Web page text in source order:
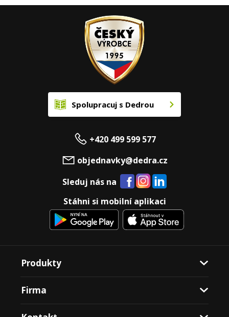
Spolupracuj s Dedrou
+420 499 599 577
objednavky@dedra.cz
Sleduj nás na
Stáhni si mobilní aplikaci
Produkty
Firma